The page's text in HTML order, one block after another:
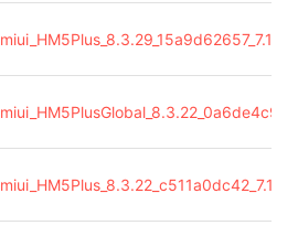
miui_HM5Plus_8.3.29_15a9d62657_7.1.zip
miui_HM5Plus_8.3.22_c511a0dc42_7.1.zip